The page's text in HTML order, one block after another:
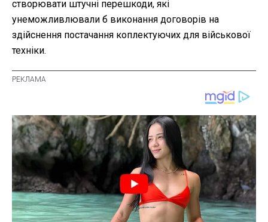
створювати штучні перешкоди, які
унеможливлювали б виконання договорів на
здійснення постачання коплектуючих для військової
техніки.